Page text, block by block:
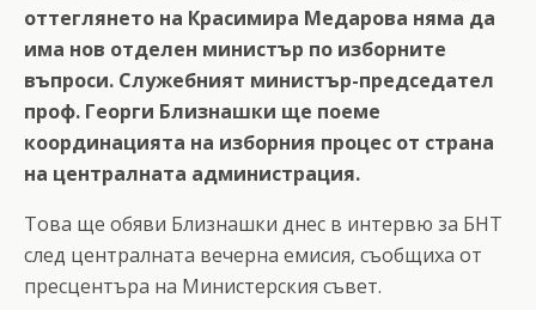
оттеглянето на Красимира Медарова няма да
има нов отделен министър по изборните
въпроси. Служебният министър-председател
проф. Георги Близнашки ще поеме
координацията на изборния процес от страна
на централната администрация.
Това ще обяви Близнашки днес в интервю за БНТ
след централната вечерна емисия, съобщиха от
пресцентъра на Министерския съвет.